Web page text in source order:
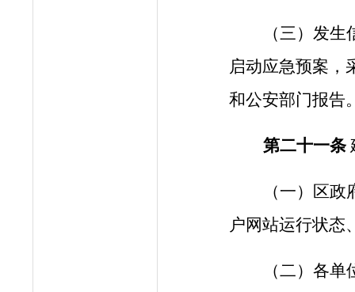
（三）发
启动应急预案，
和公安部门报告
第二十一条
（一）区
户网站运行状态
（二）各